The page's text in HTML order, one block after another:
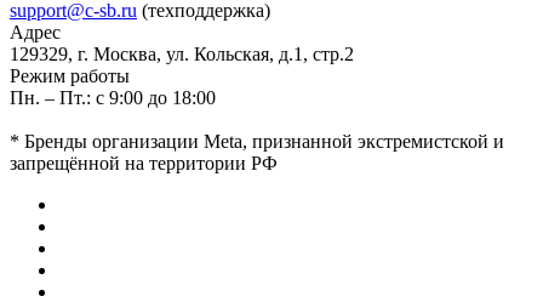
support@c-sb.ru (техподдержка)
Адрес
129329, г. Москва, ул. Кольская, д.1, стр.2
Режим работы
Пн. – Пт.: с 9:00 до 18:00
* Бренды организации Meta, признанной экстремистской и
запрещённой на территории РФ